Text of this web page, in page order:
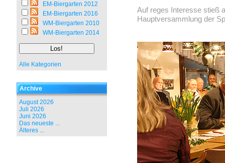
EM-Biergarten 2012
EM-Biergarten 2016
WM-Biergarten 2010
WM-Biergarten 2014
Alle Kategorien
Archive
August 2026
Juli 2026
Juni 2026
Das neueste ...
Älteres ...
Auf reges Interesse stieß
Hauptversammlung der